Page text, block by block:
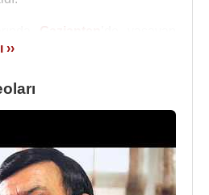
gibi sanatçıların eserlerini